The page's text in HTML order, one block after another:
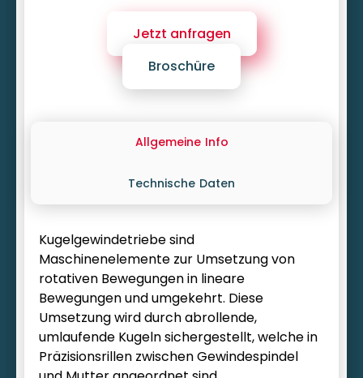
Jetzt anfragen
Broschüre
Allgemeine Info
Technische Daten
Kugelgewindetriebe sind
Maschinenelemente zur Umsetzung von
rotativen Bewegungen in lineare
Bewegungen und umgekehrt. Diese
Umsetzung wird durch abrollende,
umlaufende Kugeln sichergestellt, welche in
Präzisionsrillen zwischen Gewindespindel